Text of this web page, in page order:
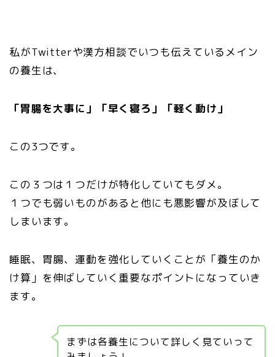
私がTwitterや漢方相談でいつも伝えているメイン
の養生は、
「胃腸を大事に」「早く寝ろ」「軽く動け」
この3つです。
この３つは１つだけが特化していてもダメ。
１つでも弱いものがあると他にも悪影響が及ぼして
しまいます。
睡眠、胃腸、運動を強化していくことが「養生のか
け算」を伸ばしていく重要なポイントになっていき
ます。
まずは各養生について詳しく見ていって